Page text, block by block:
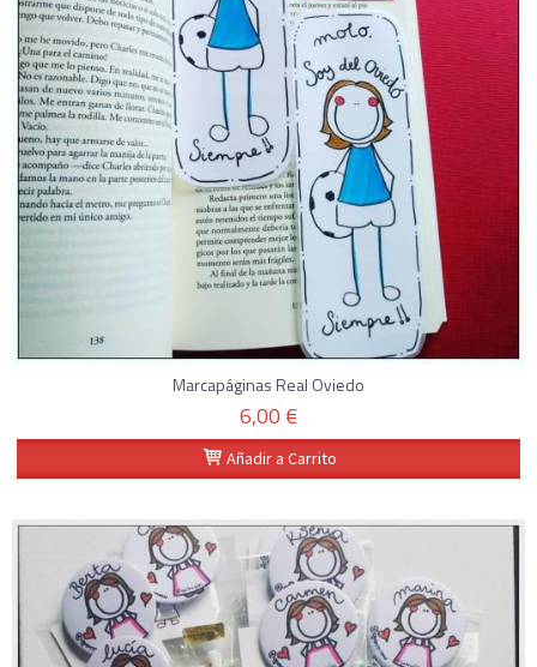
Marcapáginas Real Oviedo
6,00 €
Añadir a Carrito